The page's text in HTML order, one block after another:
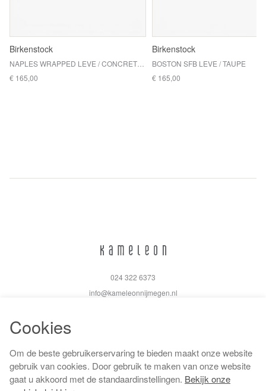
Birkenstock
€ 165,00
Birkenstock
BOSTON SFB LEVE / TAUPE
€ 165,00
024 322 6373
info@kameleonnijmegen.nl
Algemene voorwaarden
Privacy policy
Cookiebeleid
Cookies
Om de beste gebruikerservaring te bieden maakt onze website
gebruik van cookies. Door gebruik te maken van onze website
gaat u akkoord met de standaardinstellingen. Bekijk onze